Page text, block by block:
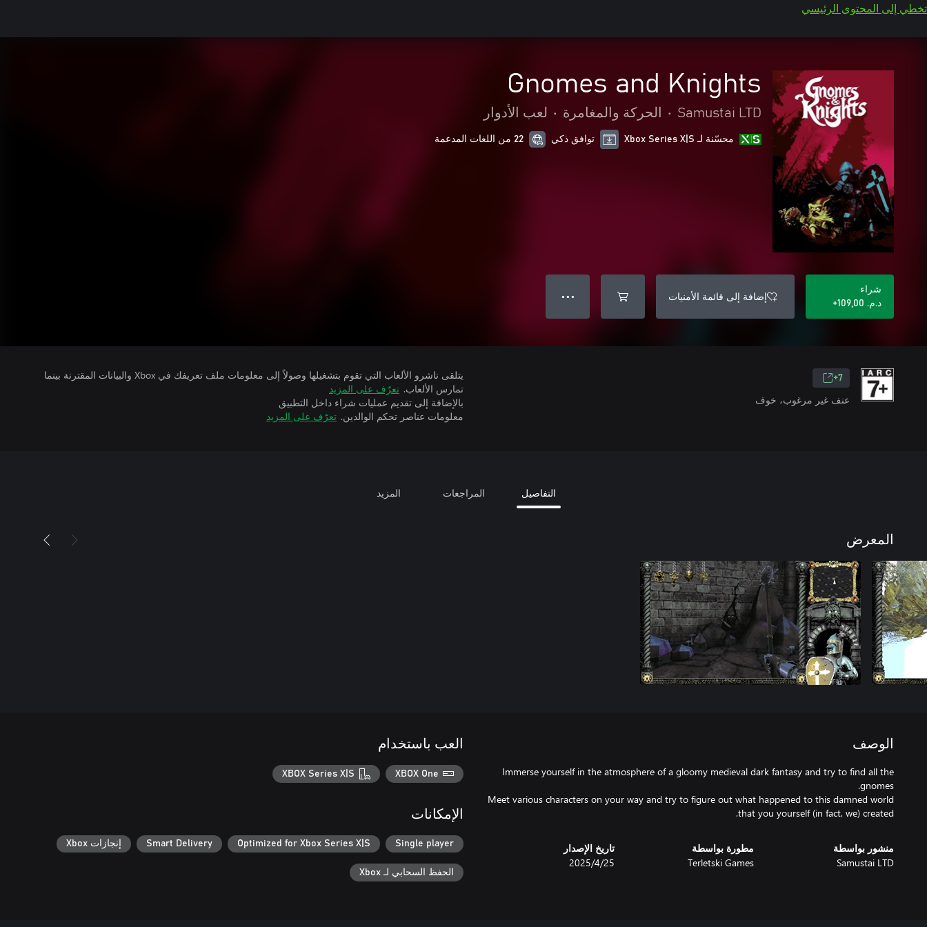
تخطي إلى المحتوى الرئيسي
Gnomes and Knights
Samustai LTD
• الحركة والمغامرة • لعب الأدوار
محسّنة لـ Xbox Series X|S توافق ذكي 22 من اللغات المدعمة
شراء
د.م.‏ 109,00+
إضافة إلى قائمة الأمنيات ● ● ●
7+
عنف غير مرغوب، خوف
يتلقى ناشرو الألعاب التي تقوم بتشغيلها وصولاً إلى معلومات ملف تعريفك في Xbox والبيانات المقترنة بينما
تمارس الألعاب. تعرّف على المزيد
بالإضافة إلى تقديم عمليات شراء داخل التطبيق
معلومات عناصر تحكم الوالدين. تعرّف على المزيد
التفاصيل المراجعات المزيد
المعرض
الوصف
Immerse yourself in the atmosphere of a gloomy medieval dark fantasy and try to find all the
Meet various characters on your way and try to figure out what happened to this damned world
that you yourself (in fact, we) created.
منشور بواسطة
Samustai LTD
مطورة بواسطة
Terletski Games
تاريخ الإصدار
25‏/4‏/2025
العب باستخدام
XBOX One
XBOX Series X|S
الإمكانات
Single player
Optimized for Xbox Series X|S
Smart Delivery إنجازات Xbox
الحفظ السحابي لـ Xbox